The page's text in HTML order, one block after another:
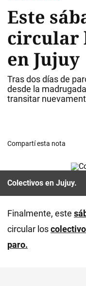
Este
circular
en Jujuy
Tras dos días de
desde la
transitar
Compartí esta nota
Colectivos en Jujuy.
Finalmente, este
circular los
paro.